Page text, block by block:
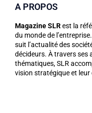
A PROPOS
Magazine SLRest la
du monde de
suit l’actualité des
décideurs. À travers ses
thématiques, SLR
vision stratégique et leur